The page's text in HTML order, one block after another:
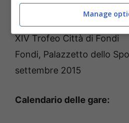
prima squadra.
XIV Trofeo Città di Fondi
Fondi, Palazzetto dello
settembre 2015
Calendario delle gare:
Manage